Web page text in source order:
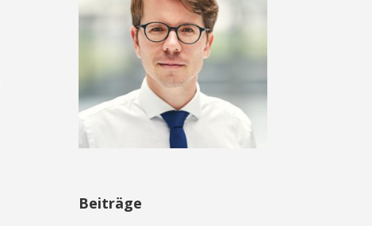
Beiträge